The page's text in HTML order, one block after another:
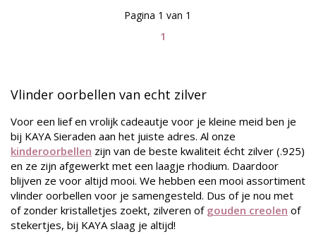
1
Pagina 1 van 1
Vlinder oorbellen van echt zilver
Voor een lief en vrolijk cadeautje voor je kleine meid ben je
bij KAYA Sieraden aan het juiste adres. Al onze
kinderoorbellen zijn van de beste kwaliteit écht zilver (.925)
en ze zijn afgewerkt met een laagje rhodium. Daardoor
blijven ze voor altijd mooi. We hebben een mooi assortiment
vlinder oorbellen voor je samengesteld. Dus of je nou met
of zonder kristalletjes zoekt, zilveren of gouden creolen of
stekertjes, bij KAYA slaag je altijd!